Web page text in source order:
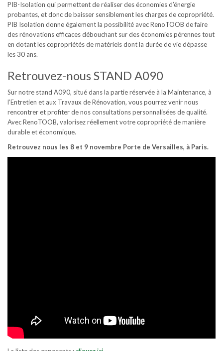
PIB-Isolation qui permettent de réaliser des économies d’énergie
probantes, et donc de baisser sensiblement les charges de copropriété.
PIB Isolation donne également la possibilité avec RenoTOOB de faire
des rénovations efficaces débouchant sur des économies pérennes tout
en dotant les copropriétés de matériels dont la durée de vie dépasse
les 30 ans.
Retrouvez-nous STAND A090
Sur notre stand A090, situé dans la partie réservée à la Maintenance, à
l’Entretien et aux Travaux de Rénovation, vous pourrez venir nous
rencontrer et profiter de nos consultations personnalisées de qualité.
Avec RenoTOOB, valorisez réellement votre copropriété de manière
durable et économique.
Retrouvez nous les 8 et 9 novembre Porte de Versailles, à Paris.